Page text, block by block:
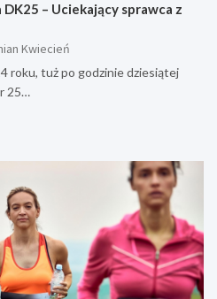
– Uciekający sprawca z
Kwiecień
roku, tuż po godzinie dziesiątej
25…